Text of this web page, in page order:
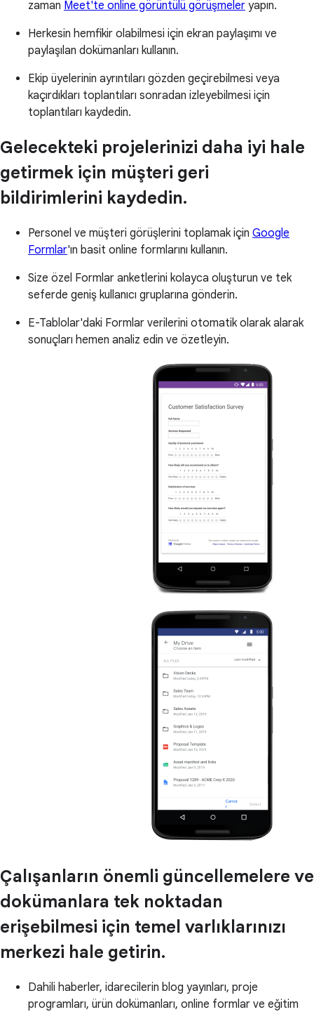
zaman Meet'te online görüntülü görüşmeler yapın.
Herkesin hemfikir olabilmesi için ekran paylaşımı ve
paylaşılan dokümanları kullanın.
Ekip üyelerinin ayrıntıları gözden geçirebilmesi veya
kaçırdıkları toplantıları sonradan izleyebilmesi için
toplantıları kaydedin.
Gelecekteki projelerinizi daha iyi hale
getirmek için müşteri geri
bildirimlerini kaydedin.
Personel ve müşteri görüşlerini toplamak için Google
Formlar'ın basit online formlarını kullanın.
Size özel Formlar anketlerini kolayca oluşturun ve tek
seferde geniş kullanıcı gruplarına gönderin.
E-Tablolar'daki Formlar verilerini otomatik olarak alarak
sonuçları hemen analiz edin ve özetleyin.
Çalışanların önemli güncellemelere ve
dokümanlara tek noktadan
erişebilmesi için temel varlıklarınızı
merkezi hale getirin.
Dahili haberler, idarecilerin blog yayınları, proje
programları, ürün dokümanları, online formlar ve eğitim